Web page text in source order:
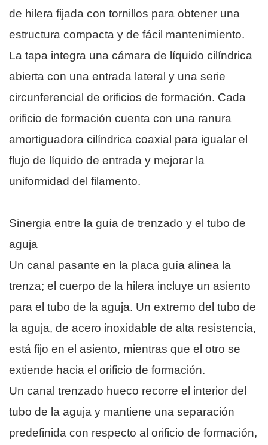
de hilera fijada con tornillos para obtener una
estructura compacta y de fácil mantenimiento.
La tapa integra una cámara de líquido cilíndrica
abierta con una entrada lateral y una serie
circunferencial de orificios de formación. Cada
orificio de formación cuenta con una ranura
amortiguadora cilíndrica coaxial para igualar el
flujo de líquido de entrada y mejorar la
uniformidad del filamento.
Sinergia entre la guía de trenzado y el tubo de
aguja
Un canal pasante en la placa guía alinea la
trenza; el cuerpo de la hilera incluye un asiento
para el tubo de la aguja. Un extremo del tubo de
la aguja, de acero inoxidable de alta resistencia,
está fijo en el asiento, mientras que el otro se
extiende hacia el orificio de formación.
Un canal trenzado hueco recorre el interior del
tubo de la aguja y mantiene una separación
predefinida con respecto al orificio de formación,